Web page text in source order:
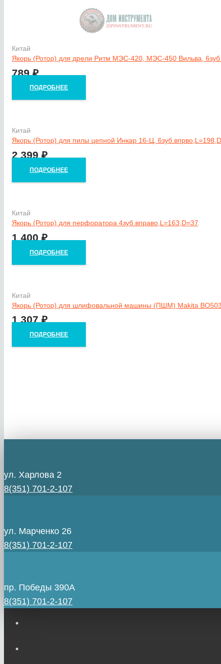
Китай
Якорь (Ротор) для дрели Ритм МЭС-420, МЭС-450 Вильва,
789₽
ПОДРОБНЕЕ
Китай
Якорь (Ротор) для пилы цепной Инкар 16-Ц,
2 399₽
ПОДРОБНЕЕ
Китай
Якорь (Ротор) для перфоратора 4зуб.вправо,L=163,D=37
1 400₽
ПОДРОБНЕЕ
Китай
Якорь (Ротор) для шлифовальной машины (ПШМ) Makita
1 307₽
ПОДРОБНЕЕ
ул. Харлова 2
8(351) 701-2-107
ул. Марченко 26
8(351) 701-2-107
пр. Победы 390А
8(351) 701-2-107